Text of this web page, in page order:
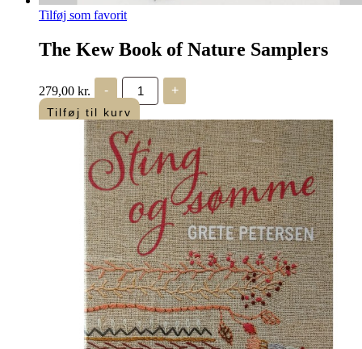
Tilføj som favorit
The Kew Book of Nature Samplers
279,00 kr. -
The
Kew
Book
of
Nature
Samplers
antal
+
Tilføj til kurv